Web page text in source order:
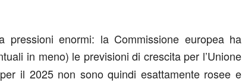
pressioni enormi: la Commissione europea ha
in meno) le previsioni di crescita per l’Unione
il 2025 non sono quindi esattamente rosee e